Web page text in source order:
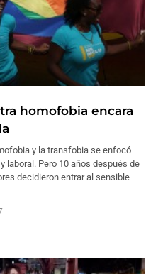
homofobia encara
y la transfobia se enfocó
laboral. Pero 10 años después de
decidieron entrar al sensible